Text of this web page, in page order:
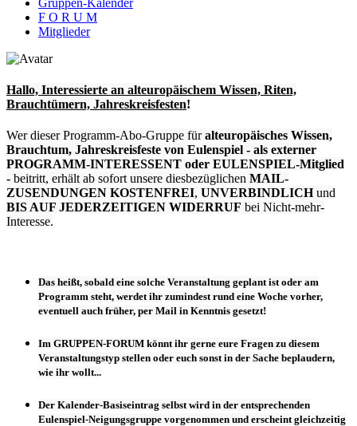
F O R U M
Mitglieder
Hallo, Interessierte an alteuropäischem Wissen, Riten,
Brauchtümern, Jahreskreisfesten!
Wer dieser Programm-Abo-Gruppe füralteuropäisches Wissen,
Brauchtum, Jahreskreisfeste von Eulenspiel - als externer
PROGRAMM-INTERESSENT oder EULENSPIEL-Mitglied
- beitritt, erhält ab sofort unsere diesbezüglichen MAIL-
ZUSENDUNGEN KOSTENFREI, UNVERBINDLICHund
BIS AUF JEDERZEITIGEN WIDERRUF bei Nicht-mehr-
Interesse.
Das heißt, sobald eine solche Veranstaltung geplant ist oder am
Programm steht, werdet ihr zumindest rund eine Woche vorher,
eventuell auch früher, per Mail in Kenntnis gesetzt!
Im GRUPPEN-FORUM könnt ihr gerne eure Fragen zu diesem
Veranstaltungstyp stellen oder euch sonst in der Sache beplaudern,
wie ihr wollt...
Der Kalender-Basiseintrag selbst wird in der entsprechenden
Eulenspiel-Neigungsgruppe vorgenommen und erscheint gleichzeitig